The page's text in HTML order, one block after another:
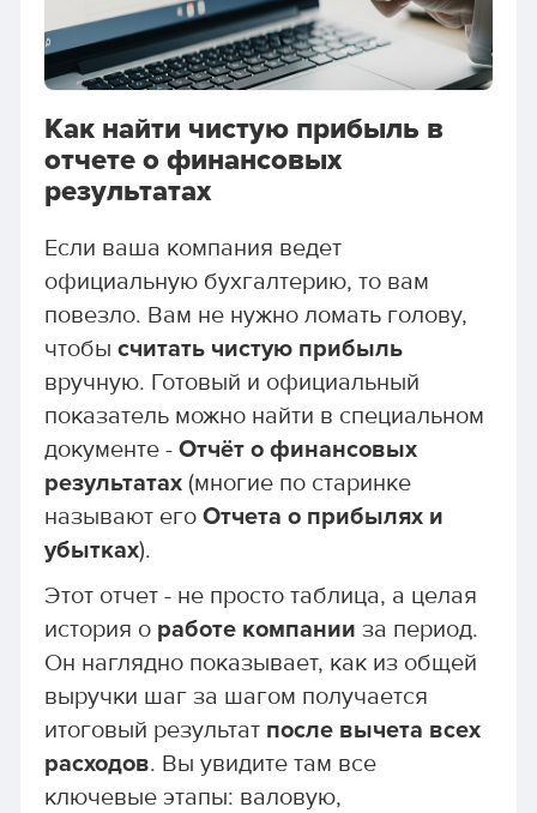
Как найти чистую прибыль в
отчете о финансовых
результатах
Если ваша компания ведет
официальную бухгалтерию, то вам
повезло. Вам не нужно ломать голову,
чтобы считать чистую прибыль
вручную. Готовый и официальный
показатель можно найти в специальном
документе - Отчёт о финансовых
результатах(многие по старинке
называют его Отчета о прибылях и
убытках).
Этот отчет - не просто таблица, а целая
история о работе компании за период.
Он наглядно показывает, как из общей
выручки шаг за шагом получается
итоговый результат после вычета всех
расходов. Вы увидите там все
ключевые этапы: валовую,